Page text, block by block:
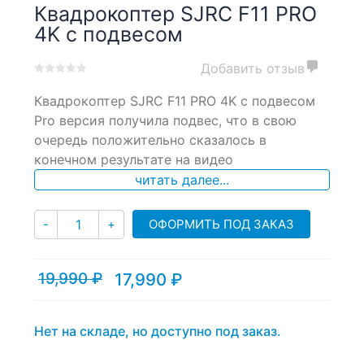
Квадрокоптер SJRC F11 PRO
4K с подвесом
out
on
customer
ratings
Добавить отзыв
Квадрокоптер SJRC F11 PRO 4K с подвесом
Pro версия получила подвес, что в свою
очередь положительно сказалось в
конечном результате на видео
читать далее...
- Количество
+ ОФОРМИТЬ ПОД ЗАКАЗ
19,990₽
Первоначальная
19,990 ₽.
17,990 ₽
Текущая
Нет на складе, но доступно под заказ.